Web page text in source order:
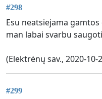
#298
Esu neatsiejama
man labai svarbu
(Elektrėnų sav., 2020-10-
#299